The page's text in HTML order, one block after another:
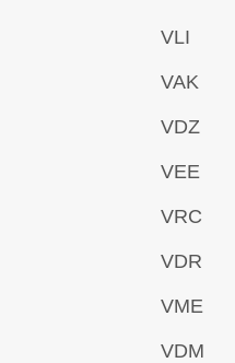
VLI
VAK
VDZ
VEE
VRC
VDR
VME
VDM